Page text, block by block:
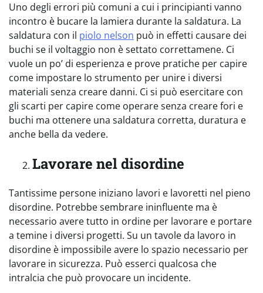
Uno degli errori più comuni a cui i principianti vanno
incontro è bucare la lamiera durante la saldatura. La
saldatura con il piolo nelson può in effetti causare dei
buchi se il voltaggio non è settato correttamene. Ci
vuole un po’ di esperienza e prove pratiche per capire
come impostare lo strumento per unire i diversi
materiali senza creare danni. Ci si può esercitare con
gli scarti per capire come operare senza creare fori e
buchi ma ottenere una saldatura corretta, duratura e
anche bella da vedere.
Lavorare nel disordine
Tantissime persone iniziano lavori e lavoretti nel pieno
disordine. Potrebbe sembrare ininfluente ma è
necessario avere tutto in ordine per lavorare e portare
a temine i diversi progetti. Su un tavole da lavoro in
disordine è impossibile avere lo spazio necessario per
lavorare in sicurezza. Può esserci qualcosa che
intralcia che può provocare un incidente.